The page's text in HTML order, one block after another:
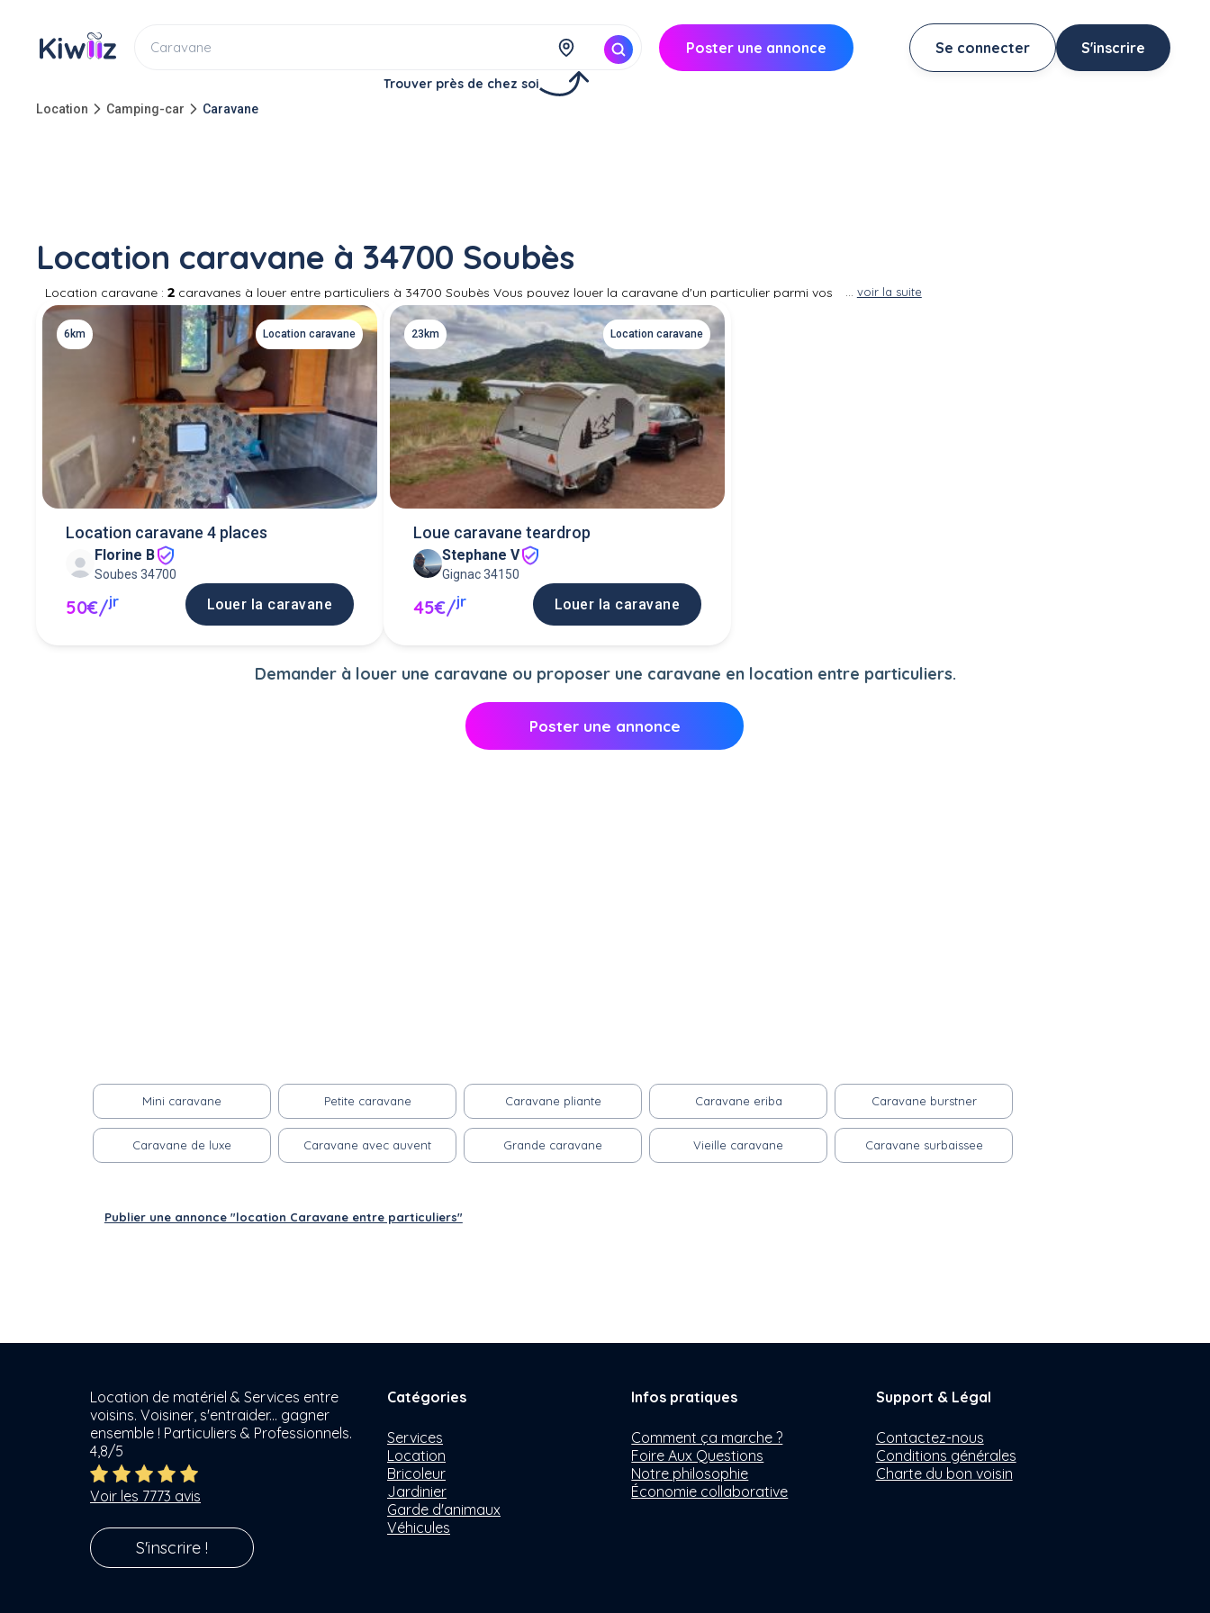
Trouver près de chez soi
Poster une annonce Se connecter S'inscrire
Location Camping-car Caravane
Location caravane à 34700 Soubès
Location caravane : 2 caravanes à louer entre particuliers à 34700 Soubès Vous pouvez louer la caravane d'un particulier parmi vos
voisins lorsqu'il n'en a pas besoin. La location de caravane pour votre prochain séjour de vacances ou toute autre occasion est un
mode d'hébergement pratique et pas cher. Assurez vous de disposer du matériel nécessaire pour tracter la caravane avant de
publier votre annonce de recherche de location. Si vous posséder une caravane : proposer sa location entre particuliers afin de
compléter vos revenus.
voir la suite
6km Location caravane
Location caravane 4 places
Florine B
Soubes 34700
50€/jr Louer la caravane
23km Location caravane
Loue caravane teardrop
Stephane V
Gignac 34150
45€/jr Louer la caravane
Demander à louer une caravane ou proposer une caravane en location entre particuliers.
Poster une annonce
Mini caravane Petite caravane Caravane pliante Caravane eriba Caravane burstner
Caravane de luxe Caravane avec auvent Grande caravane Vieille caravane Caravane surbaissee
Publier une annonce "location Caravane entre particuliers"
Location de matériel & Services entre
voisins. Voisiner, s'entraider... gagner
ensemble ! Particuliers & Professionnels.
4,8/5
Voir les 7773 avis
S'inscrire !
Catégories
Services
Location
Bricoleur
Jardinier
Garde d'animaux
Véhicules
Infos pratiques
Comment ça marche ?
Foire Aux Questions
Notre philosophie
Économie collaborative
Support & Légal
Contactez-nous
Conditions générales
Charte du bon voisin